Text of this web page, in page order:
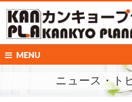
MENU
ニュース・ト